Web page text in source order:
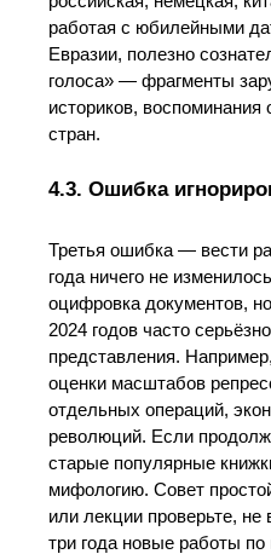
работая с юбилейными
Евразии, полезно
голоса» — фрагменты
историков, воспоминания
стран.
4.3. Ошибка
Третья ошибка — вести
года ничего не
оцифровка документов,
2024 годов часто
представления.
оценки масштабов
отдельных операций,
революций. Если
старые популярные
мифологию. Совет
или лекции проверьте,
три года новые работы